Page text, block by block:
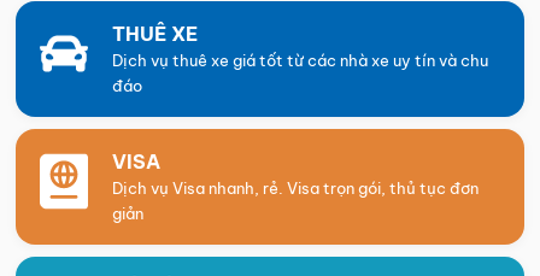
THUÊ XE
Dịch vụ thuê xe giá tốt từ các nhà xe uy tín và chu
đáo
VISA
Dịch vụ Visa nhanh, rẻ. Visa trọn gói, thủ tục đơn
giản